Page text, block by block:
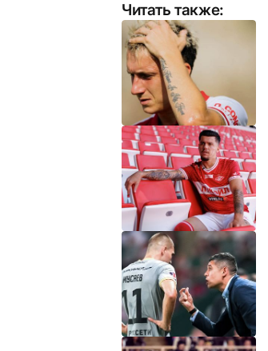
Читать также: